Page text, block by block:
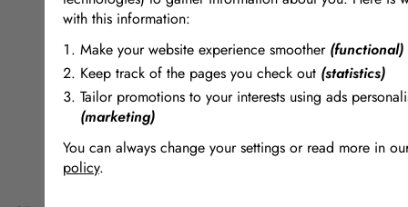
with this information:
Make your website experience smoother (functional)
Keep track of the pages you check out (statistics)
Tailor promotions to your interests using ads
(marketing)
You can always change your settings or read more in
policy.